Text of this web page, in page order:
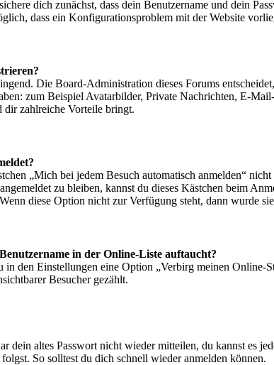
dich zunächst, dass dein Benutzername und dein
dass ein Konfigurationsproblem mit der Website
Die Board-Administration dieses Forums
zum Beispiel Avatarbilder, Private Nachrichten, E-
dir zahlreiche Vorteile bringt.
„Mich bei jedem Besuch automatisch anmelden“
zu bleiben, kannst du dieses Kästchen beim
diese Option nicht zur Verfügung steht, dann wurde
in der Online-Liste auftaucht?
den Einstellungen eine Option „Verbirg meinen
Besucher gezählt.
dein altes Passwort nicht wieder mitteilen, du kannst es
So solltest du dich schnell wieder anmelden können.